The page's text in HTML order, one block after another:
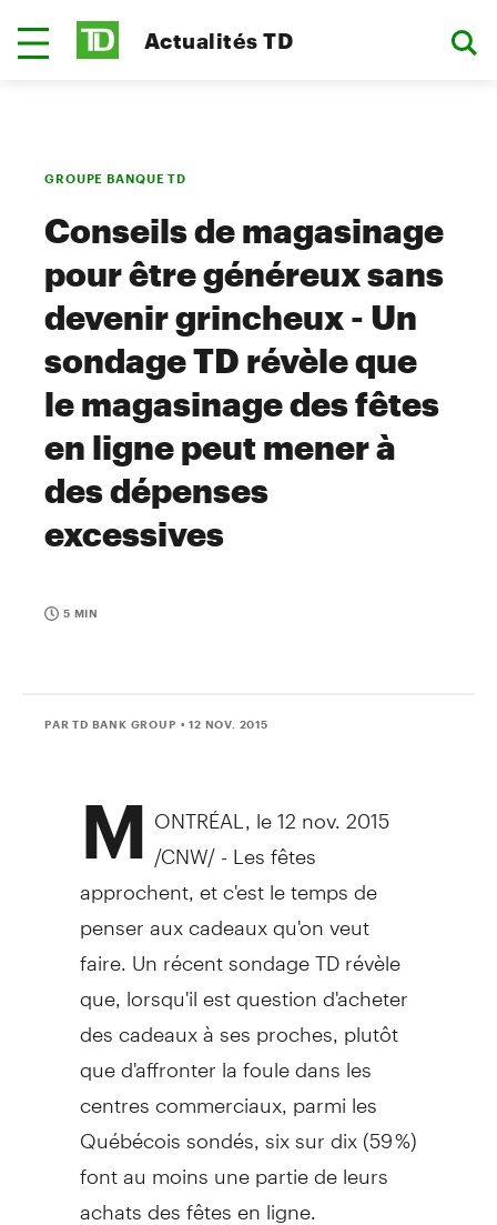
Actualités TD
GROUPE BANQUE TD
Conseils de magasinage
pour être généreux sans
devenir grincheux - Un
sondage TD révèle que
le magasinage des fêtes
en ligne peut mener à
des dépenses
excessives
5 MIN
PAR TD BANK GROUP • 12 NOV. 2015
M ONTRÉAL, le 12 nov. 2015
/CNW/ - Les fêtes
approchent, et c'est le temps de
penser aux cadeaux qu'on veut
faire. Un récent sondage TD révèle
que, lorsqu'il est question d'acheter
des cadeaux à ses proches, plutôt
que d'affronter la foule dans les
centres commerciaux, parmi les
Québécois sondés, six sur dix (59 %)
font au moins une partie de leurs
achats des fêtes en ligne.